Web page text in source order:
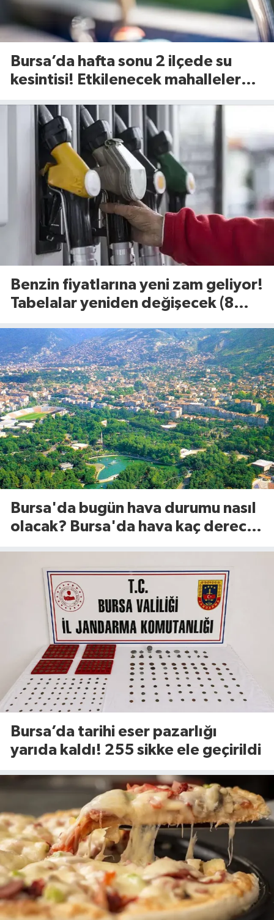
Bursa’da hafta sonu 2 ilçede su
kesintisi! Etkilenecek mahalleler
Benzin fiyatlarına yeni zam geliyor!
Tabelalar yeniden değişecek (8
Bursa'da bugün hava durumu nasıl
olacak? Bursa'da hava kaç derece?
Bursa’da tarihi eser pazarlığı
yarıda kaldı! 255 sikke ele geçirildi